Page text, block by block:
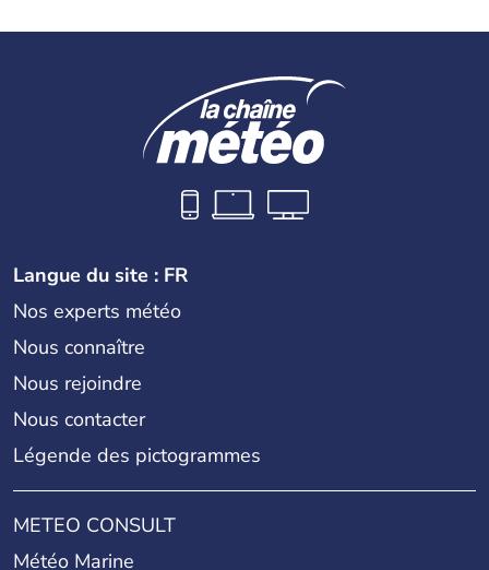
Langue du site : FR
Nos experts météo
Nous connaître
Nous rejoindre
Nous contacter
Légende des pictogrammes
METEO CONSULT
Météo Marine